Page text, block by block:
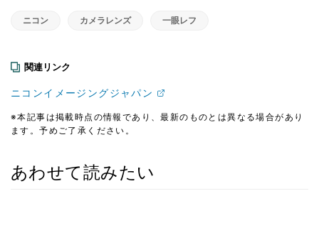
ニコン カメラレンズ 一眼レフ
関連リンク
ニコンイメージングジャパン
※本記事は掲載時点の情報であり、最新のものとは異なる場合があり
ます。予めご了承ください。
あわせて読みたい